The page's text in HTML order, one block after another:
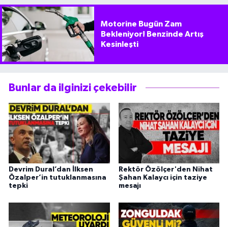
Motorine Bugün Zam
Bekleniyor! Benzinde Artış
Kesinleşti
Bunlar da ilginizi çekebilir
Devrim Dural’dan İlksen
Özalper’in tutuklanmasına
tepki
Rektör Özölçer'den Nihat
Şahan Kalaycı için taziye
mesajı